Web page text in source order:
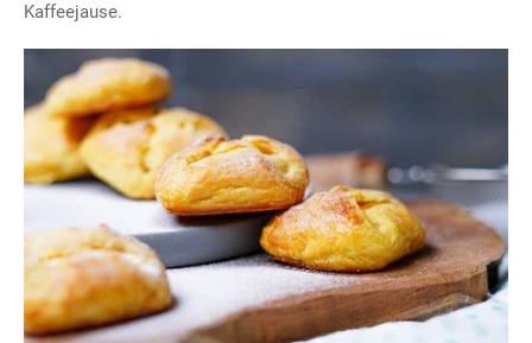
Kaffeejause.